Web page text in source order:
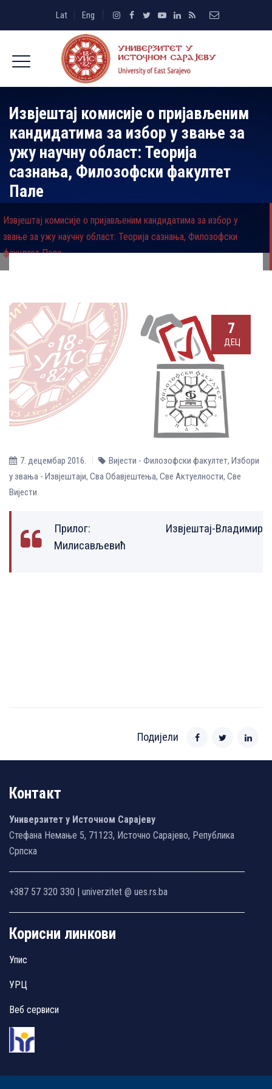
Lat Eng
Извјештај комисије о пријављеним
кандидатима за избор у звање за
ужу научну област: Теорија
сазнања, Филозофски факултет
Пале
Извјештај комисије о пријављеним кандидатима за избор у
звање за ужу научну област: Теорија сазнања, Филозофски
факултет Пале
7
ДЕЦ
7. децембар 2016. Вијести - Филозофски факултет, Избори
у звања - Извјештаји, Сва Обавјештења, Све Aктуелности, Све
Вијести
Прилог: Извјештај-Владимир
Милисављевић
Подијели
Контакт
Универзитет у Источном Сарајеву
Стефана Немање 5, 71123, Источно Сарајево, Република
Српска
+387 57 320 330 | univerzitet @ ues.rs.ba
Корисни линкови
Упис
УРЦ
Веб сервиси